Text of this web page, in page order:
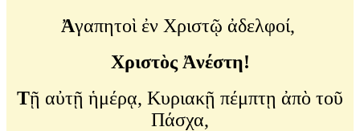
Ἀγαπητοὶ ἐν Χριστῷ ἀδελφοί,
Χριστὸς Ἀνέστη!
Τῇ αὐτῇ ἡμέρᾳ, Κυριακῇ πέμπτῃ ἀπὸ τοῦ
Πάσχα,